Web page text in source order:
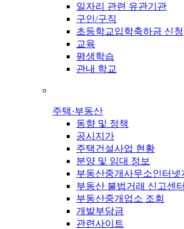
일자리 관련 유관기관
구인/구직
초등학교입학축하금 신청
교육
평생학습
관내 학교
주택·부동산
동향 및 정책
공시지가
주택건설사업 현황
분양 및 임대 정보
부동산중개사무소인터넷
부동산 불법거래 신고센터
부동산중개업소 조회
개발부담금
관련사이트